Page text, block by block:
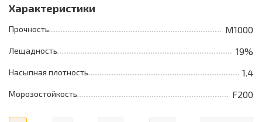
Характеристики
Прочность M1000
Лещадность 19%
Насыпная плотность 1.4
Морозостойкость F200